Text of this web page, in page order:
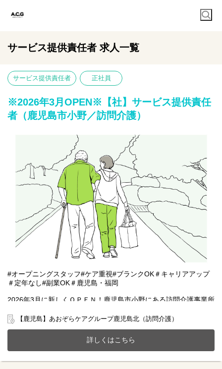
サービス提供責任者 求人一覧
サービス提供責任者 正社員
※2026年3月OPEN※【社】サービス提供責任
者（鹿児島市小野／訪問介護）
#オープニングスタッフ#ケア重視#ブランクOK＃キャリアアップ
＃定年なし#副業OK＃鹿児島・福岡
2026年3月に新しくＯＰＥＮ！鹿児島市小野にある訪問介護事業所
ませんか？
20～70代まで幅広い年齢層の方が活躍中です。
今までのご経験やスキルを当社で発揮して頂ける方を募集してい
【仕事内容】サービス提供責任者業務全般
【鹿児島】あおぞらケアグループ鹿児島北（訪問介護）
詳しくはこちら